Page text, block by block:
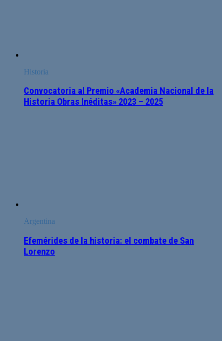
Historia
Convocatoria al Premio «Academia Nacional de la
Historia Obras Inéditas» 2023 – 2025
Argentina
Efemérides de la historia: el combate de San
Lorenzo